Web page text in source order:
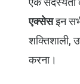
एक्सेसइन
शक्तिशाली,
करना।